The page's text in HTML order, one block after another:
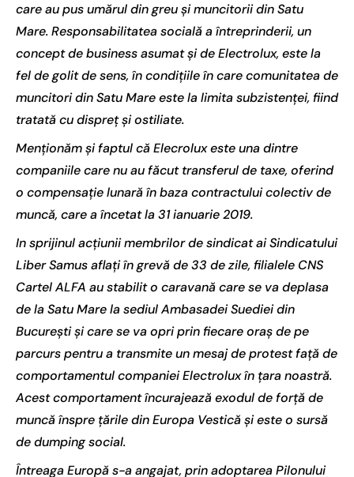
care au pus umărul din greu și muncitorii din Satu
Mare. Responsabilitatea socială a întreprinderii, un
concept de business asumat și de Electrolux, este la
fel de golit de sens, în condițiile în care comunitatea de
muncitori din Satu Mare este la limita subzistenței, fiind
tratată cu dispreț și ostiliate.
Menționăm și faptul că Elecrolux este una dintre
companiile care nu au făcut transferul de taxe, oferind
o compensație lunară în baza contractului colectiv de
muncă, care a încetat la 31 ianuarie 2019.
In sprijinul acțiunii membrilor de sindicat ai Sindicatului
Liber Samus aflați în grevă de 33 de zile, filialele CNS
Cartel ALFA au stabilit o caravană care se va deplasa
de la Satu Mare la sediul Ambasadei Suediei din
București și care se va opri prin fiecare oraș de pe
parcurs pentru a transmite un mesaj de protest față de
comportamentul companiei Electrolux în țara noastră.
Acest comportament încurajează exodul de forță de
muncă înspre țările din Europa Vestică și este o sursă
de dumping social.
Întreaga Europă s-a angajat, prin adoptarea Pilonului